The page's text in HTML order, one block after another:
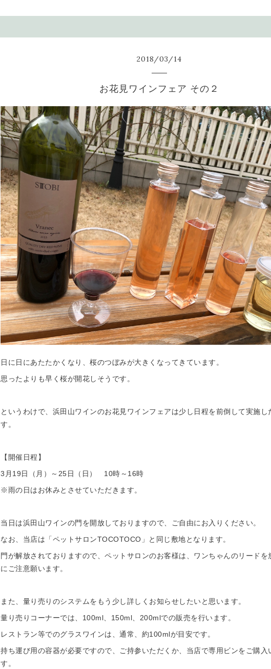
2018/03/14
お花見ワインフェア その２
日に日にあたたかくなり、桜のつぼみが大きくなってきています。
思ったよりも早く桜が開花しそうです。
というわけで、浜田山ワインのお花見ワインフェアは少し日程を前倒して実施し
す。
【開催日程】
3月19日（月）～25日（日） 10時～16時
※雨の日はお休みとさせていただきます。
当日は浜田山ワインの門を開放しておりますので、ご自由にお入りください。
なお、当店は「ペットサロンTOCOTOCO」と同じ敷地となります。
門が解放されておりますので、ペットサロンのお客様は、ワンちゃんのリードを
にご注意願います。
また、量り売りのシステムをもう少し詳しくお知らせしたいと思います。
量り売りコーナーでは、100ml、150ml、200mlでの販売を行います。
レストラン等でのグラスワインは、通常、約100mlが目安です。
持ち運び用の容器が必要ですので、ご持参いただくか、当店で専用ビンをご購入
す。